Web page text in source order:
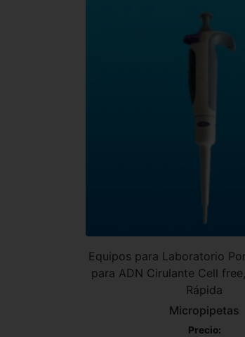
Equipos para Laboratorio
para ADN Cirulante Cell
Rápida
Micropipetas
Precio: